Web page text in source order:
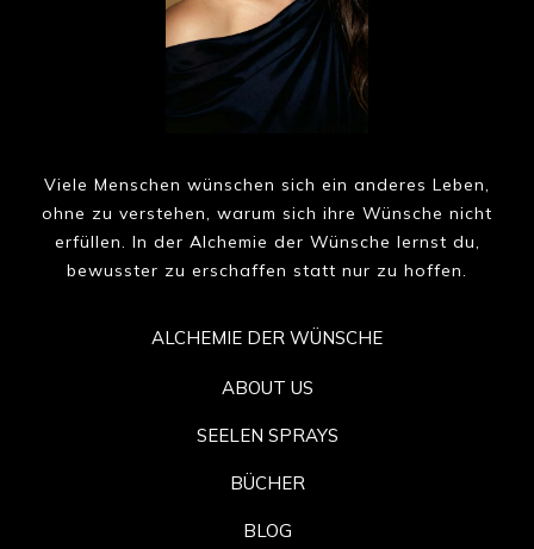
Viele Menschen wünschen sich ein anderes Leben,
ohne zu verstehen, warum sich ihre Wünsche nicht
erfüllen. In der Alchemie der Wünsche lernst du,
bewusster zu erschaffen statt nur zu hoffen.
ALCHEMIE DER WÜNSCHE
ABOUT US
SEELEN SPRAYS
BÜCHER
BLOG